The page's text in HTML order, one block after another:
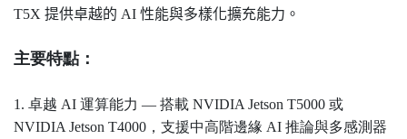
T5X 提供卓越的 AI 性能與多樣化擴充能力。
主要特點：
1. 卓越 AI 運算能力 — 搭載 NVIDIA Jetson T5000 或
NVIDIA Jetson T4000，支援中高階邊緣 AI 推論與多感測器